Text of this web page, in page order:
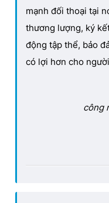
mạnh đối thoại tại
thương lượng, ký
động tập thể, bảo
có lợi hơn cho
công